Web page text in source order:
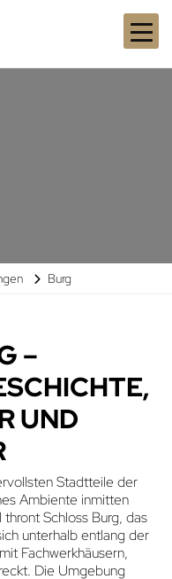
Burg
–
UND
Stadtteile der
Ambiente inmitten
Schloss Burg, das
unterhalb entlang der
Fachwerkhäusern,
Die Umgebung